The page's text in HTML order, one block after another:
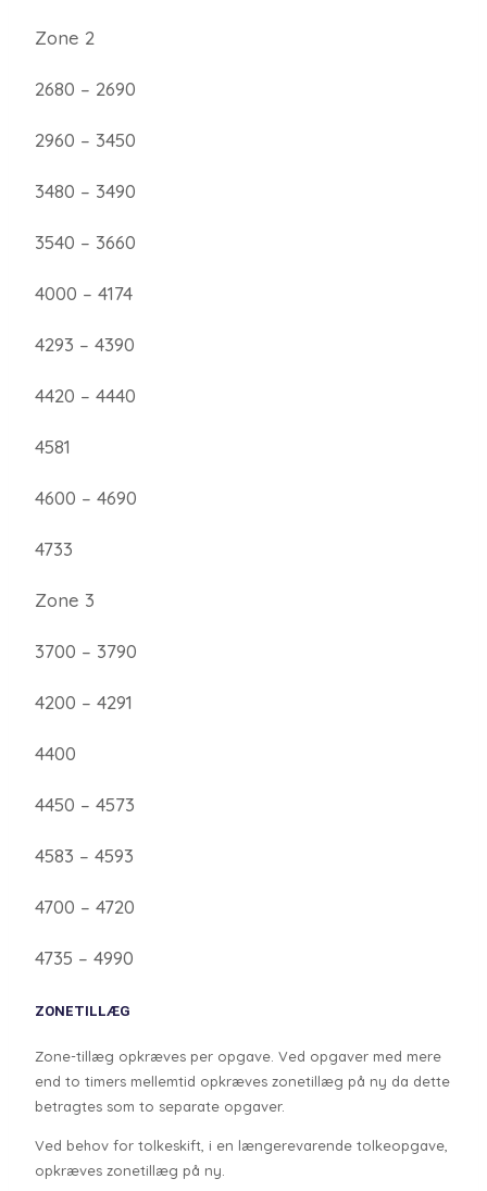
Zone 2
2680 – 2690
2960 – 3450
3480 – 3490
3540 – 3660
4000 – 4174
4293 – 4390
4420 – 4440
4581
4600 – 4690
4733
Zone 3
3700 – 3790
4200 – 4291
4400
4450 – 4573
4583 – 4593
4700 – 4720
4735 – 4990
ZONETILLÆG
Zone-tillæg opkræves per opgave. Ved opgaver med mere
end to timers mellemtid opkræves zonetillæg på ny da dette
betragtes som to separate opgaver.
Ved behov for tolkeskift, i en længerevarende tolkeopgave,
opkræves zonetillæg på ny.